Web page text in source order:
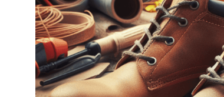
Was besagt die